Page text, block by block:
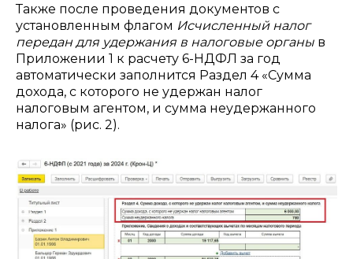
Также после проведения документов с
установленным флагом Исчисленный налог
передан для удержания в налоговые органы в
Приложении 1 к расчету 6-НДФЛ за год
автоматически заполнится Раздел 4 «Сумма
дохода, с которого не удержан налог
налоговым агентом, и сумма неудержанного
налога» (рис. 2).